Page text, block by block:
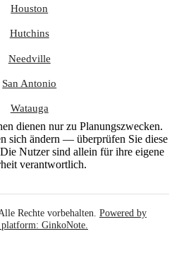
Houston
Hutchins
Needville
San Antonio
Watauga
dienen nur zu Planungszwecken.
sich ändern — überprüfen Sie diese
Nutzer sind allein für ihre eigene
verantwortlich.
Rechte vorbehalten. Powered by
GinkoNote.